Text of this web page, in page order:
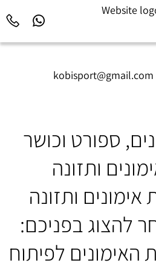
kobisport@gmail.com
ספורט וכושר
ותזונה
אימונים ותזונה
להצוג בפניכם:
האימונים לפיתוח